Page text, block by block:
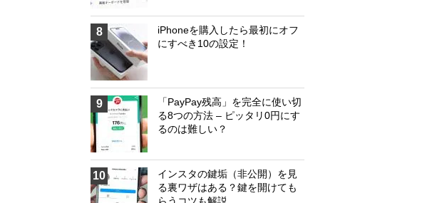
8
iPhoneを購入したら最初にオフ
にすべき10の設定！
9
「PayPay残高」を完全に使い切
る8つの方法 – ピッタリ0円にす
るのは難しい？
10
インスタの鍵垢（非公開）を見
る裏ワザはある？鍵を開けても